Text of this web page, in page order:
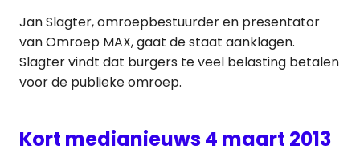
Jan Slagter, omroepbestuurder en presentator
van Omroep MAX, gaat de staat aanklagen.
Slagter vindt dat burgers te veel belasting betalen
voor de publieke omroep.
Kort medianieuws 4 maart 2013